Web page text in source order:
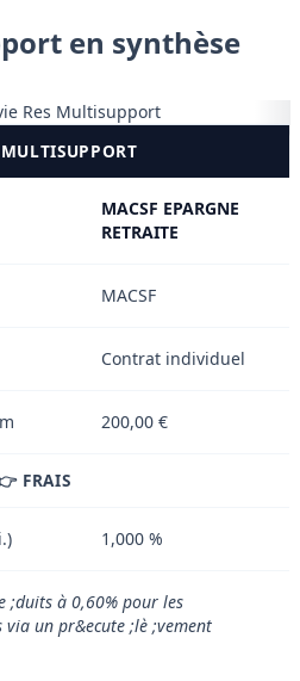
en synthèse
Res Multisupport
MACSF EPARGNE
RETRAITE
MACSF
Contrat individuel
200,00 €
FRAIS
1,000 %
;duits à 0,60% pour les
via un pr&ecute ;lè ;vement